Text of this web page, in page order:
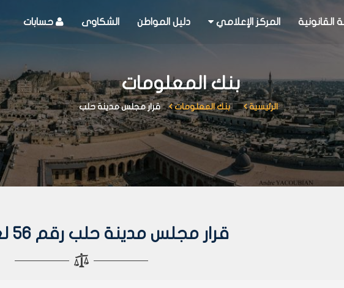
القانونية المركز الإعلامي دليل المواطن الشكاوى حسابات
بنك المعلومات
الرئيسية بنك المعلومات قرار مجلس مدينة حلب
قرار مجلس مدينة حلب رقم 56 لعام 2003